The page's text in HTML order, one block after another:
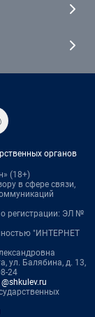
органов
(18+)
в сфере связи,
регистрации: ЭЛ №
"ИНТЕРНЕТ
ул. Балябина, д. 13,
24